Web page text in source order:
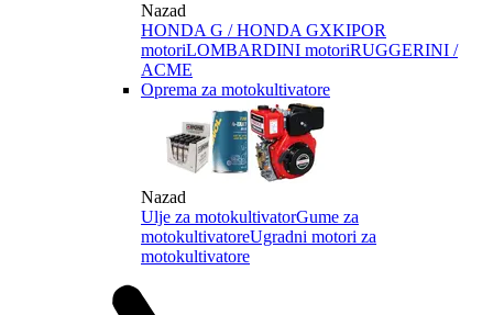
Nazad
HONDA G / HONDA GXKIPOR
motoriLOMBARDINI motoriRUGGERINI /
ACME
Oprema za motokultivatore
Nazad
Ulje za motokultivatorGume za
motokultivatoreUgradni motori za
motokultivatore